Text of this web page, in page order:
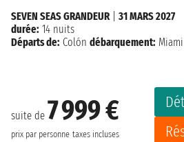
suite de 7 999 €
prix par personne taxes incluses
SEVEN SEAS GRANDEUR| 31 MARS 2027
durée: 14 nuits
Départs de: Colón débarquement: Miami